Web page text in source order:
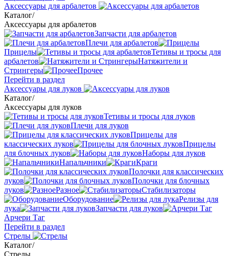
Аксессуары для арбалетов
Каталог/
Аксессуары для арбалетов
Запчасти для арбалетов
Плечи для арбалетов
Прицелы
Тетивы и тросы для
арбалетов
Натяжители и
Стрингеры
Прочее
Перейти в раздел
Аксессуары для луков
Каталог/
Аксессуары для луков
Тетивы и тросы для луков
Плечи для луков
Прицелы для
классических луков
Прицелы
для блочных луков
Наборы для луков
Напальчники
Краги
Полочки для классических
луков
Полочки для блочных
луков
Разное
Стабилизаторы
Оборудование
Релизы для
лука
Запчасти для луков
Арчери Таг
Перейти в раздел
Стрелы
Каталог/
Стрелы